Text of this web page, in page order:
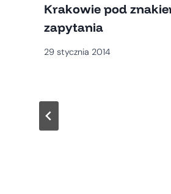
Krakowie pod
zapytania
29 stycznia 2014